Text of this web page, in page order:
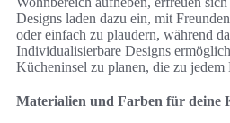
Designs laden dazu ein, mit
oder einfach zu plaudern, während
Individualisierbare Designs
Kücheninsel zu planen, die zu jedem
Materialien und Farben für deine